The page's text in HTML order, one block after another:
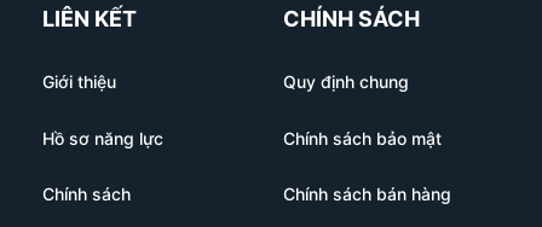
LIÊN KẾT
Giới thiệu
Hồ sơ năng lực
Chính sách
CHÍNH SÁCH
Quy định chung
Chính sách bảo mật
Chính sách bán hàng